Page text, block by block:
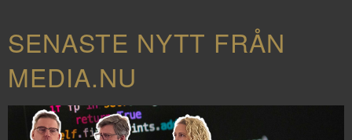
SENASTE NYTT FRÅN
MEDIA.NU